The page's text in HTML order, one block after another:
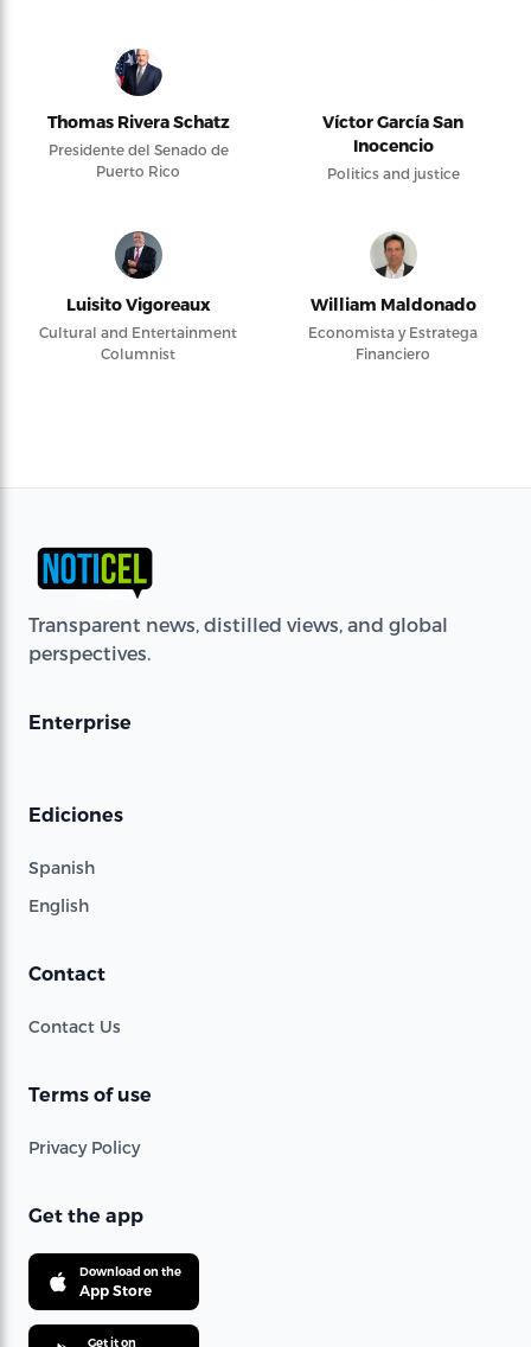
Thomas Rivera Schatz
Presidente del Senado de
Puerto Rico
Víctor García San
Inocencio
Politics and justice
Luisito Vigoreaux
Cultural and Entertainment
Columnist
William Maldonado
Economista y Estratega
Financiero
Transparent news, distilled views, and global
perspectives.
Enterprise
Ediciones
Spanish
English
Contact
Contact Us
Terms of use
Privacy Policy
Get the app
Download on the
App Store
Get it on